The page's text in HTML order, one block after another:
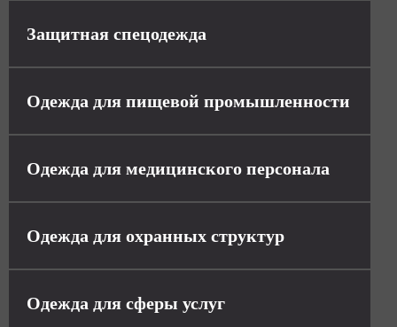
Защитная спецодежда
Одежда для пищевой промышленности
Одежда для медицинского персонала
Одежда для охранных структур
Одежда для сферы услуг